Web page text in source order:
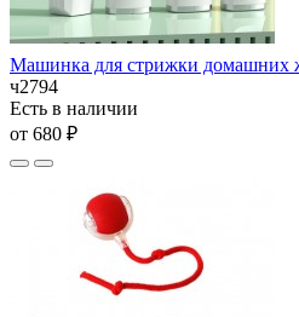
Машинка для стрижки домашних
ч2794
Есть в наличии
от 680 ₽